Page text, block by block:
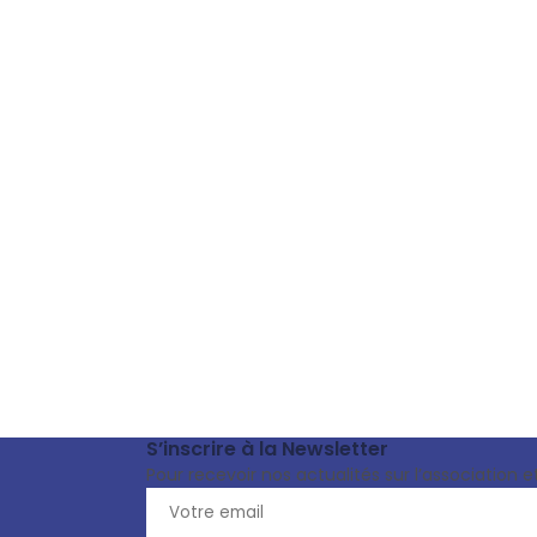
S’inscrire à la Newsletter
Pour recevoir nos actualités sur l’association